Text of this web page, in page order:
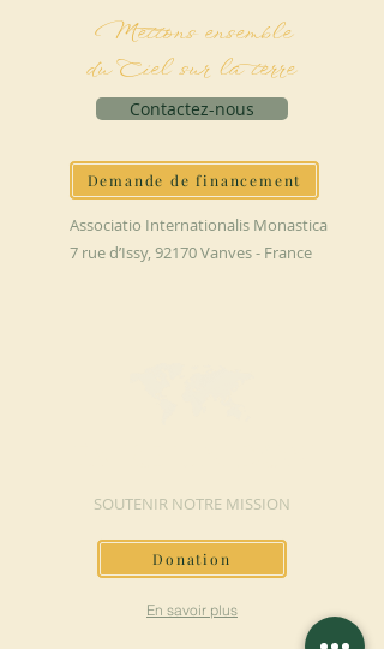
Mettons ensemble
du Ciel sur la terre
Contactez-nous
Demande de financement
Associatio Internationalis Monastica
7 rue d’Issy, 92170 Vanves - France
SOUTENIR NOTRE MISSION
Donation
En savoir plus